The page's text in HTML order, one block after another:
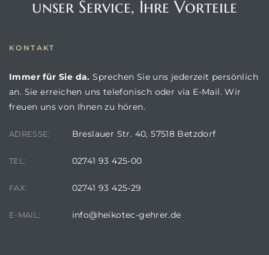
unser Service, Ihre Vorteile
KONTAKT
Immer für Sie da.Sprechen Sie uns jederzeit persönlich
an. Sie erreichen uns telefonisch oder via E-Mail. Wir
freuen uns von Ihnen zu hören.
ADRESSE: Breslauer Str. 40, 57518 Betzdorf
TEL: 02741 93 425-00
FAX: 02741 93 425-29
E-MAIL: info@heikotec-gehrer.de